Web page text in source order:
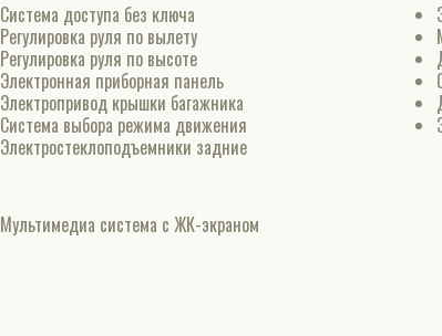
Система доступа без ключа
Регулировка руля по вылету
Регулировка руля по высоте
Электронная приборная панель
Электропривод крышки багажника
Система выбора режима движения
Электростеклоподъемники задние
Мультимедиа система с ЖК-экраном